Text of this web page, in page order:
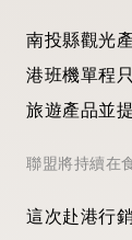
南投縣觀光
港班機單程
旅遊產品並
聯盟將持續在
這次赴港行